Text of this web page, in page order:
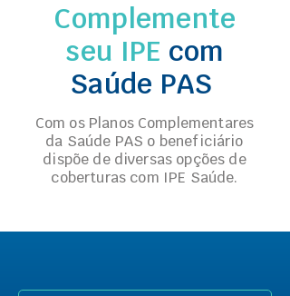
Complemente
seu IPE com
Saúde PAS
Com os Planos Complementares
da Saúde PAS o beneficiário
dispõe de diversas opções de
coberturas com IPE Saúde.